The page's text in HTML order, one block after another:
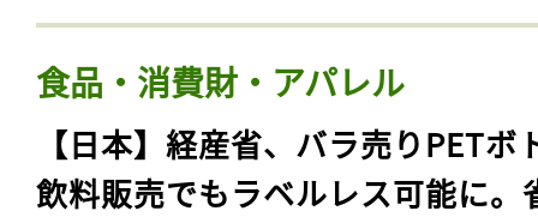
食品・消費財・アパレル
【日本】経産省、バラ売りPETボ
飲料販売でもラベルレス可能に。
記事をお気に入りに
ログインが必